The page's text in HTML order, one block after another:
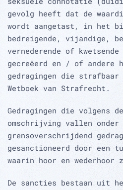
gevolg heeft dat de
wordt aangetast, in het
bedreigende, vijandige,
vernederende of
gecreëerd en / of andere
gedragingen die
Wetboek van Strafrecht.
Gedragingen die volgens
omschrijving vallen onder
grensoverschrijdend
gesanctioneerd door een
waarin hoor en wederhoor
De sancties bestaan uit